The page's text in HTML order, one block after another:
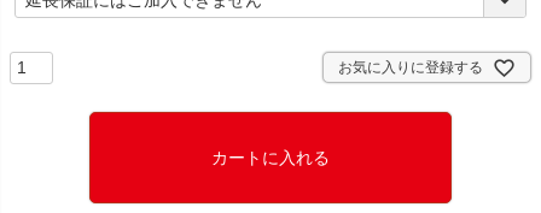
必
お気に入りに登録する
カートに入れる